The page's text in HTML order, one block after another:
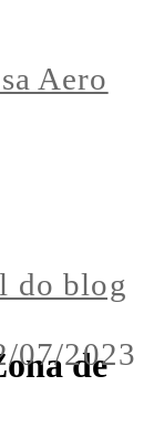
07/2023
do blog
de